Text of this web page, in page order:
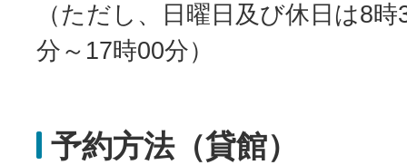
（ただし、日曜日及び休日は8時
分～17時00分）
予約方法（貸館）